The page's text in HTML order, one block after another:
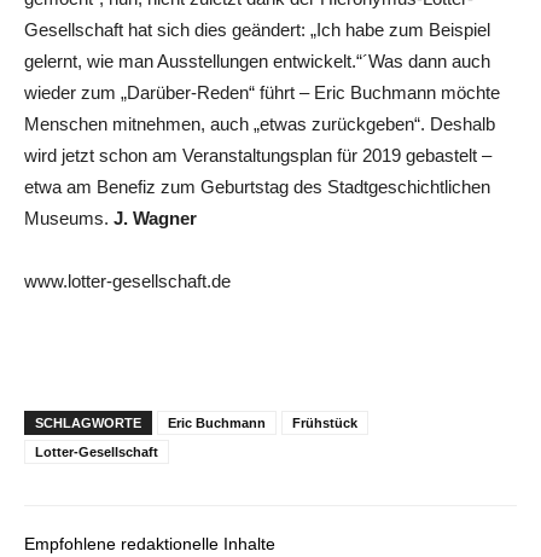
Gesellschaft hat sich dies geändert: „Ich habe zum Beispiel
gelernt, wie man Ausstellungen entwickelt.“´Was dann auch
wieder zum „Darüber-Reden“ führt – Eric Buchmann möchte
Menschen mitnehmen, auch „etwas zurückgeben“. Deshalb
wird jetzt schon am Veranstaltungsplan für 2019 gebastelt –
etwa am Benefiz zum Geburtstag des Stadtgeschichtlichen
Museums. J. Wagner
www.lotter-gesellschaft.de
SCHLAGWORTE Eric Buchmann
Frühstück
Lotter-Gesellschaft
Empfohlene redaktionelle Inhalte